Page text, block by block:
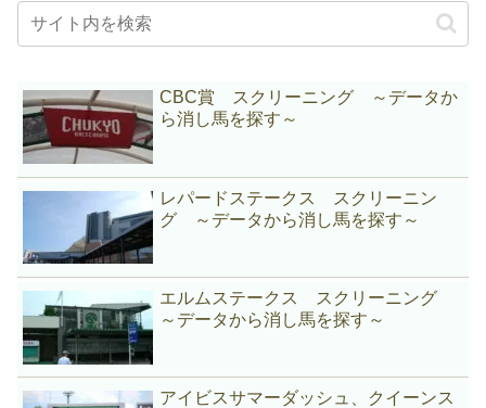
CBC賞 スクリーニング ～データか
ら消し馬を探す～
レパードステークス スクリーニン
グ ～データから消し馬を探す～
エルムステークス スクリーニング
～データから消し馬を探す～
アイビスサマーダッシュ、クイーンス